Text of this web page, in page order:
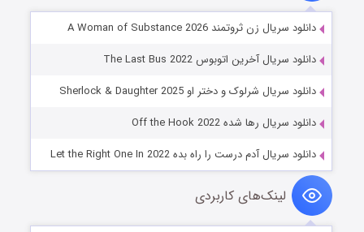
دانلود سریال زن ثروتمند A Woman of Substance 2026
دانلود سریال آخرین اتوبوس The Last Bus 2022
دانلود سریال شرلوک و دختر او Sherlock & Daughter 2025
دانلود سریال رها شده Off the Hook 2022
دانلود سریال آدم درست را راه بده Let the Right One In 2022
لینک‌های کاربردی